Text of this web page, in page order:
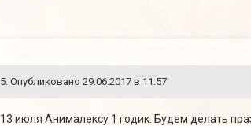
5. Опубликовано 29.06.2017 в 11:57
13 июля Анималексу 1 годик. Будем делать